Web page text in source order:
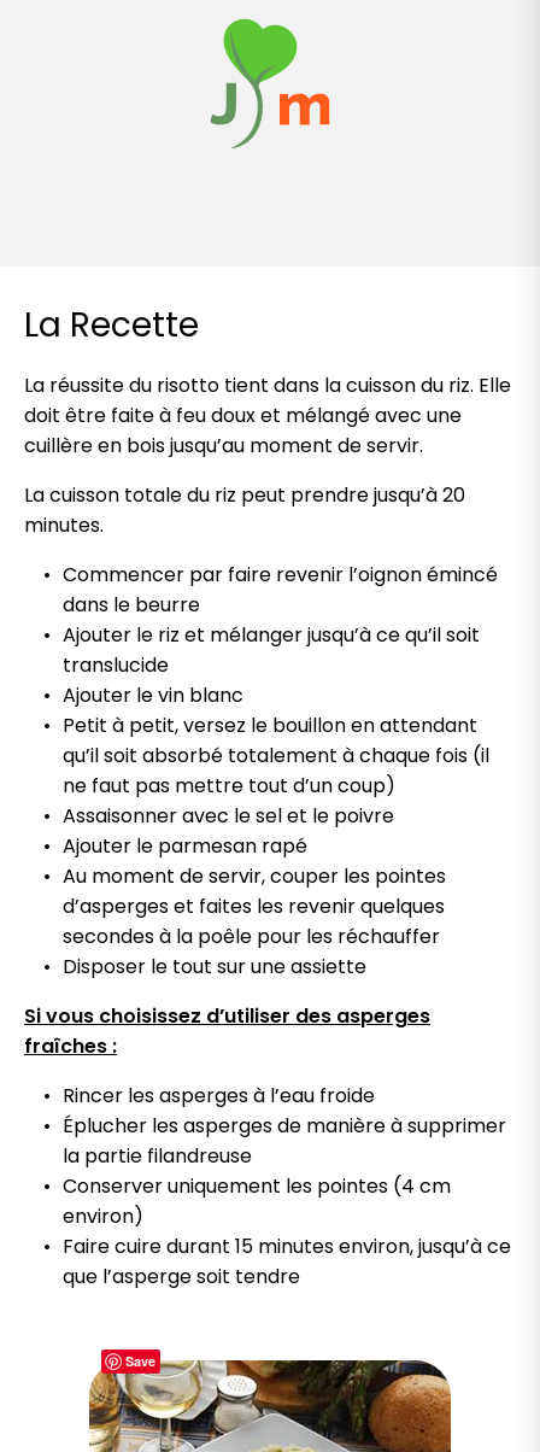
La Recette
La réussite du risotto tient dans la cuisson du riz. Elle
doit être faite à feu doux et mélangé avec une
cuillère en bois jusqu’au moment de servir.
La cuisson totale du riz peut prendre jusqu’à 20
minutes.
Commencer par faire revenir l’oignon émincé
dans le beurre
Ajouter le riz et mélanger jusqu’à ce qu’il soit
translucide
Ajouter le vin blanc
Petit à petit, versez le bouillon en attendant
qu’il soit absorbé totalement à chaque fois (il
ne faut pas mettre tout d’un coup)
Assaisonner avec le sel et le poivre
Ajouter le parmesan rapé
Au moment de servir, couper les pointes
d’asperges et faites les revenir quelques
secondes à la poêle pour les réchauffer
Disposer le tout sur une assiette
Si vous choisissez d’utiliser des asperges
fraîches :
Rincer les asperges à l’eau froide
Éplucher les asperges de manière à supprimer
la partie filandreuse
Conserver uniquement les pointes (4 cm
environ)
Faire cuire durant 15 minutes environ, jusqu’à ce
que l’asperge soit tendre
Save